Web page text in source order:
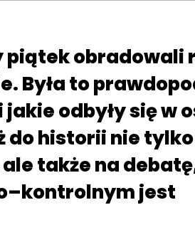
piątek obradowali
Była to
jakie odbyły się w
do historii nie
także na
jest